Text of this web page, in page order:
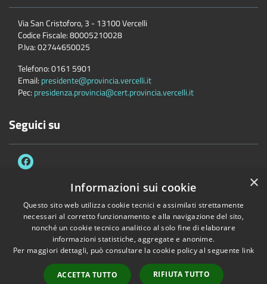
Via San Cristoforo, 3 - 13100 Vercelli
Codice Fiscale:80005210028
P.Iva:02744650025
Telefono:0161 5901
Email: presidente@provincia.vercelli.it
Pec: presidenza.provincia@cert.provincia.vercelli.it
Seguici su
Accessibilità Privacy Cookie
Mappa del sito
Dichiarazione di accessibilità e meccanismo di feedback
Link Utili
Copyright © 2026 • Provincia di Vercelli • Powered byMunicipium•
Accesso redazione
×
Informazioni sui cookie
Questo sito web utilizza cookie tecnici e assimilati strettamente
necessari al corretto funzionamento e alla navigazione del sito,
nonché un cookie tecnico analitico al solo fine di elaborare
informazioni statistiche, aggregate e anonime.
Per maggiori dettagli, può consultare la cookie policy al seguente link
ACCETTA TUTTO RIFIUTA TUTTO